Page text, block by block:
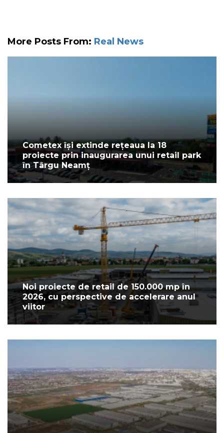
More Posts From: Real News
Cometex își extinde rețeaua la 18
proiecte prin inaugurarea unui retail park
în Târgu Neamț
Noi proiecte de retail de 150.000 mp în
2026, cu perspective de accelerare anul
viitor